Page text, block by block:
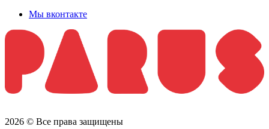
Мы вконтакте
2026 © Все права защищены